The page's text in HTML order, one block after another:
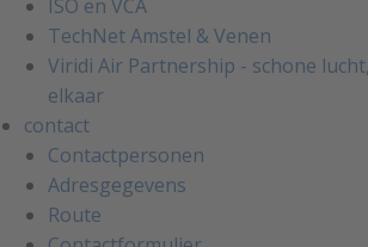
ISO en VCA
TechNet Amstel & Venen
Viridi Air Partnership - schone
elkaar
contact
Contactpersonen
Adresgegevens
Route